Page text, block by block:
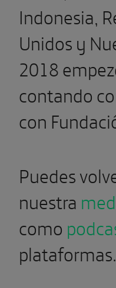
Indonesia,
Unidos y
2018
contando
con
Puedes
nuestra
como
plataformas.